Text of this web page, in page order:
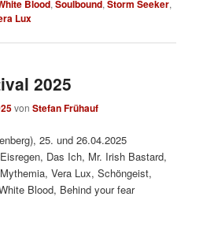
Blood,Soulbound,Storm Seeker,
Lux
2025
vonStefan Frühauf
25. und 26.04.2025
Das Ich, Mr. Irish Bastard,
Vera Lux, Schöngeist,
Blood, Behind your fear